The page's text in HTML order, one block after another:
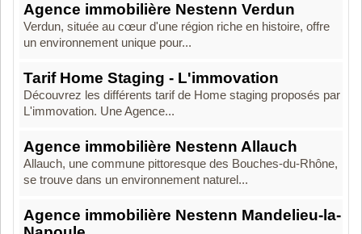
Agence immobilière Nestenn Verdun
Verdun, située au cœur d'une région riche en histoire, offre
un environnement unique pour...
Tarif Home Staging - L'immovation
Découvrez les différents tarif de Home staging proposés par
L'immovation. Une Agence...
Agence immobilière Nestenn Allauch
Allauch, une commune pittoresque des Bouches-du-Rhône,
se trouve dans un environnement naturel...
Agence immobilière Nestenn Mandelieu-la-